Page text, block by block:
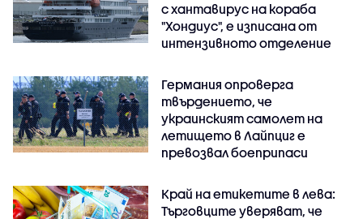
с хантавирус на кораба
"Хондиус", е изписана от
интензивното отделение
Германия опроверга
твърдението, че
украинският самолет на
летището в Лайпциг е
превозвал боеприпаси
Край на етикетите в лева:
Търговците уверяват, че